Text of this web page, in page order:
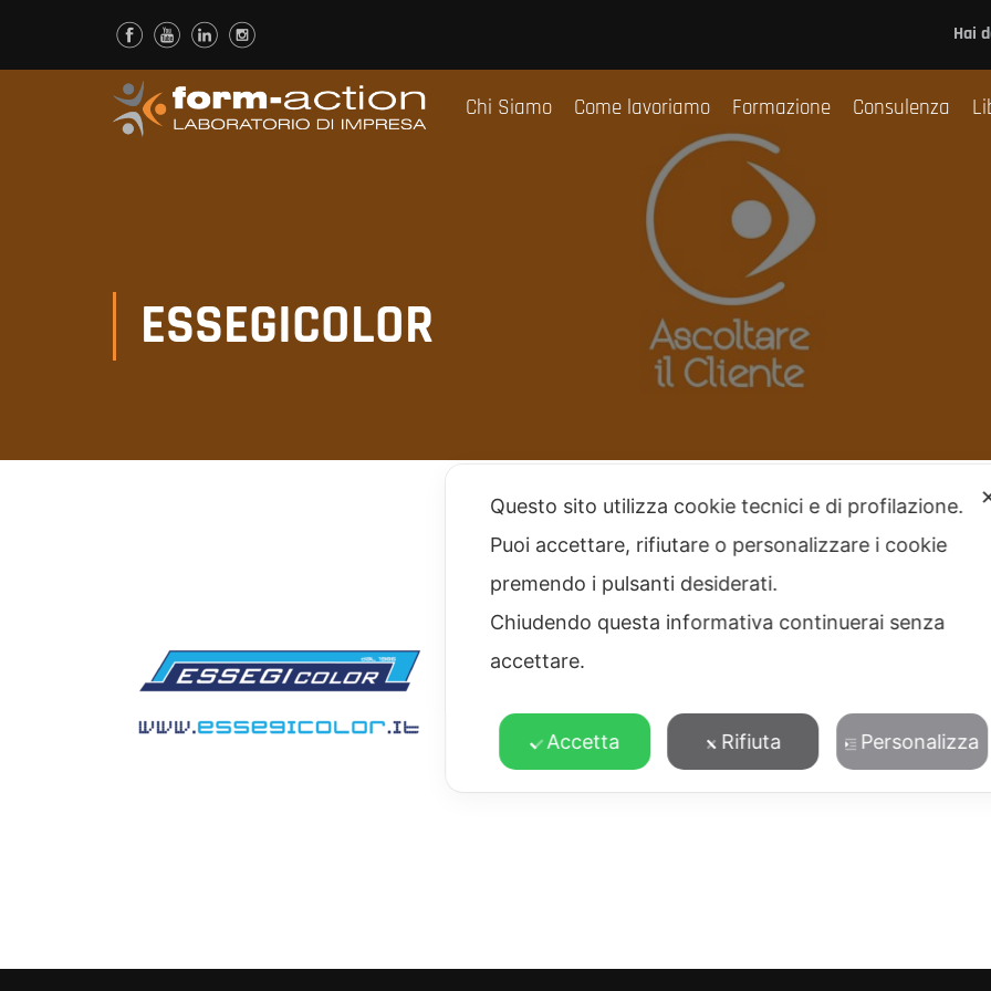
Hai
Chi Siamo Come lavoriamo Formazione Consulenza
ESSEGICOLOR
Questo sito utilizza cookie tecnici e di profilazione.
Puoi accettare, rifiutare o personalizzare i cookie
premendo i pulsanti desiderati.
Chiudendo questa informativa continuerai senza
accettare.
Accetta Rifiuta Personalizza